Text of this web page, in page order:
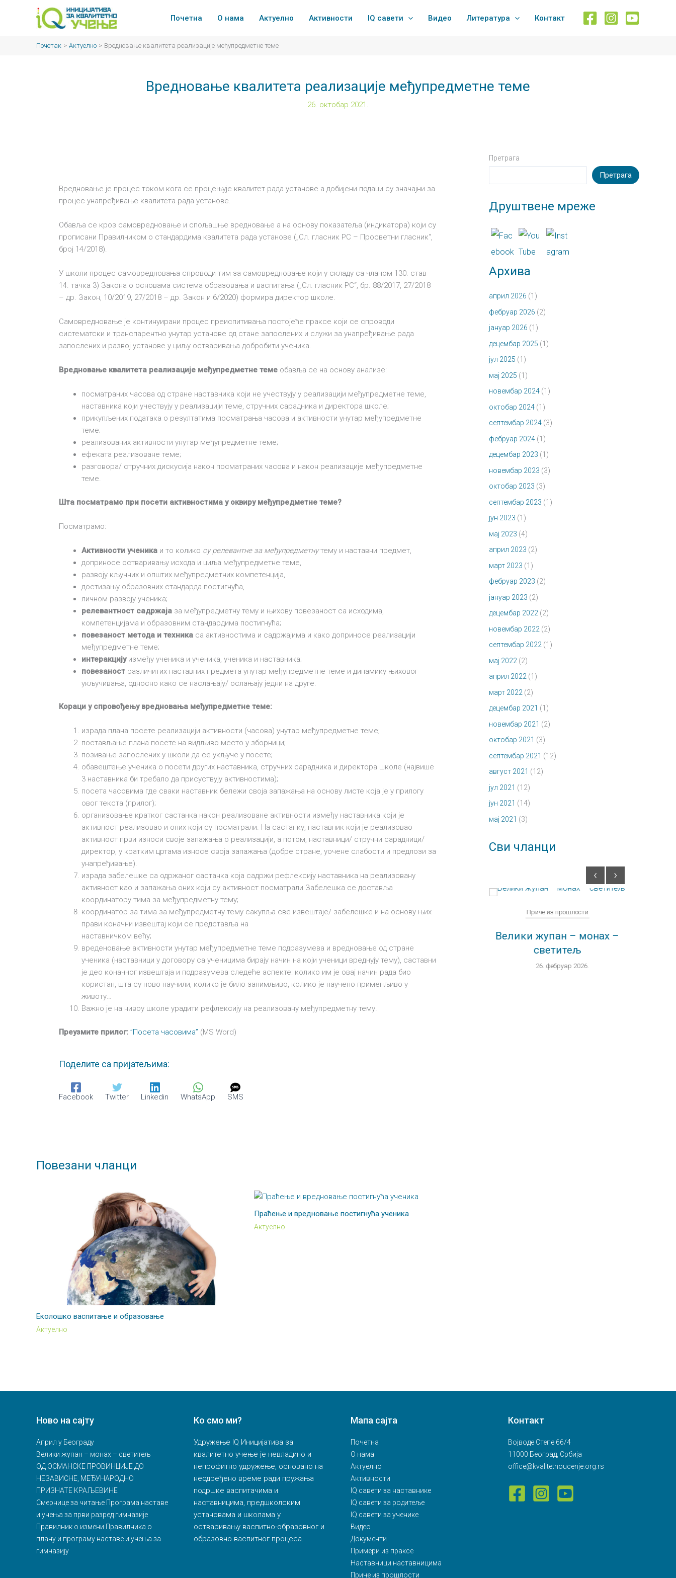
Почетна О нама Актуелно Активности IQ савети Видео Литература Контакт
Почетак Актуелно Вредновање квалитета реализације међупредметне теме
Вредновање квалитета реализације међупредметне теме
26. октобар 2021.
Вредновање је процес током кога се процењује квалитет рада установе а добијени подаци су значајни за
процес унапређивање квалитета рада установе.
Обавља се кроз самовредновање и спољашње вредновање а на основу показатеља (индикатора) који су
прописани Правилником о стандардима квалитета рада установе („Сл. гласник РС – Просветни гласник“,
број 14/2018).
У школи процес самовредновања спроводи тим за самовредновање који у складу са чланом 130. став
14. тачка 3) Закона о основама система образовања и васпитања („Сл. гласник РС“, бр. 88/2017, 27/2018
– др. Закон, 10/2019, 27/2018 – др. Закон и 6/2020) формира директор школе.
Самовредновање је континуирани процес преиспитивања постојеће праксе који се спроводи
систематски и транспарентно унутар установе од стане запослених и служи за унапређивање рада
запослених и развој установе у циљу остваривања добробити ученика.
Вредновање квалитета реализације међупредметне теме обавља се на основу анализе:
посматраних часова од стране наставника који не учествују у реализацији међупредметне теме,
наставника који учествују у реализацији теме, стручних сарадника и директора школе;
прикупљених података о резултатима посматрања часова и активности унутар међупредметне
теме;
реализованих активности унутар међупредметне теме;
ефеката реализоване теме;
разговора/ стручних дискусија након посматраних часова и након реализације међупредметне
теме.
Шта посматрамо при посети активностима у оквиру међупредметне теме?
Посматрамо:
Активности ученика и то колико су релевантне за међупредметнутему и наставни предмет,
доприносе остваривању исхода и циља међупредметне теме,
развоју кључних и општих међупредметних компетенција,
достизању образовних стандарда постигнућа,
личном развоју ученика;
релевантност садржаја за међупредметну тему и њихову повезаност са исходима,
компетенцијама и образовним стандардима постигнућа;
повезаност метода и техника са активностима и садржајима и како доприносе реализацији
међупредметне теме;
интеракцијуизмеђу ученика и ученика, ученика и наставника;
повезаност различитих наставних предмета унутар међупредметне теме и динамику њиховог
укључивања, односно како се наслањају/ ослањају једни на друге.
Кораци у спровођењу вредновања међупредметне теме:
израда плана посете реализацији активности (часова) унутар међупредметне теме;
постављање плана посете на видљиво место у зборници;
позивање запослених у школи да се укључе у посете;
обавештење ученика о посети других наставника, стручних сарадника и директора школе (највише
3 наставника би требало да присуствују активностима);
посета часовима где сваки наставник бележи своја запажања на основу листе која је у прилогу
овог текста (прилог);
организовање кратког састанка након реализоване активности између наставника који је
активност реализовао и оних који су посматрали. На састанку, наставник који је реализовао
активност први износи своје запажања о реализацији, а потом, наставници/ стручни сарадници/
директор, у кратким цртама износе своја запажања (добре стране, уочене слабости и предлози за
унапређивање).
израда забелешке са одржаног састанка која садржи рефлексију наставника на реализовану
активност као и запажања оних који су активност посматрали Забелешка се доставља
координатору тима за међупредметну тему;
координатор за тима за међупредметну тему сакупља све извештаје/ забелешке и на основу њих
прави коначни извештај који се представља на
наставничком већу;
вреденовање активности унутар међупредметне теме подразумева и вредновање од стране
ученика (наставници у договору са ученицима бирају начин на који ученици вреднују тему), саставни
је део коначног извештаја и подразумева следеће аспекте: колико им је овај начин рада био
користан, шта су ново научили, колико је било занимљиво, колико је научено применљиво у
животу…
Важно је на нивоу школе урадити рефлексију на реализовану међупредметну тему.
Преузмите прилог: ”Посета часовима” (MS Word)
Поделите са пријатељима:
Facebook Twitter Linkedin WhatsApp SMS
Повезани чланци
Еколошко васпитање и образовање
Актуелно
Праћење и вредновање постигнућа ученика
Актуелно
Претрага
Претрага
Друштвене мреже
Архива
април 2026 (1)
фебруар 2026 (2)
јануар 2026 (1)
децембар 2025 (1)
јул 2025 (1)
мај 2025 (1)
новембар 2024 (1)
октобар 2024 (1)
септембар 2024 (3)
фебруар 2024 (1)
децембар 2023 (1)
новембар 2023 (3)
октобар 2023 (3)
септембар 2023 (1)
јун 2023 (1)
мај 2023 (4)
април 2023 (2)
март 2023 (1)
фебруар 2023 (2)
јануар 2023 (2)
децембар 2022 (2)
новембар 2022 (2)
септембар 2022 (1)
мај 2022 (2)
април 2022 (1)
март 2022 (2)
децембар 2021 (1)
новембар 2021 (2)
октобар 2021 (3)
септембар 2021 (12)
август 2021 (12)
јул 2021 (12)
јун 2021 (14)
мај 2021 (3)
Сви чланци
Видео
Однос између исхода
учења и наставних
садржаја – Др Љиљана
Левков
26. мај 2021.
Видео
пројекту Антологија
поезије српске модерне –
проф. Јелена Кручичанин
Приче из прошлости
5. април 2026.
Приче из прошлости
Велики жупан – монах –
светитељ
26. фебруар 2026.
‹ ›
Ново на сајту
Април у Београду
Велики жупан – монах – светитељ
ОД ОСМАНСКЕ ПРОВИНЦИЈЕ ДО
НЕЗАВИСНЕ, МЕЂУНАРОДНО
ПРИЗНАТЕ КРАЉЕВИНЕ
Смернице за читање Програма наставе
и учења за први разред гимназије
Правилник о измени Правилника о
плану и програму наставе и учења за
гимназију
Ко смо ми?
Удружење IQ Иницијатива за
квалитетно учење је невладино и
непрофитно удружење, основано на
неодређено време ради пружања
подршке васпитачима и
наставницима, предшколским
установама и школама у
остваривању васпитно-образовног и
образовно-васпитног процеса.
Мапа сајта
Почетна
О нама
Актуелно
Активности
IQ савети за наставнике
IQ савети за родитеље
IQ савети за ученике
Видео
Документи
Примери из праксе
Наставници наставницима
Приче из прошлости
Контакт
Војводе Степе 66/4
11000 Београд, Србија
office@kvalitetnoucenje.org.rs